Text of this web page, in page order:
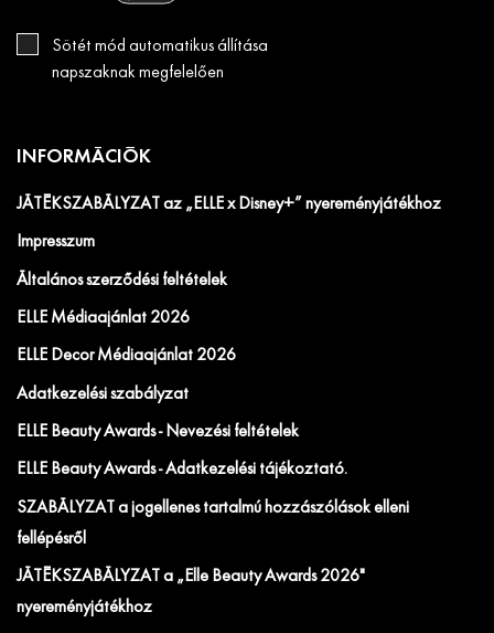
Sötét mód automatikus állítása
napszaknak megfelelően
INFORMÁCIÓK
JÁTÉKSZABÁLYZAT az „ELLE x Disney+” nyereményjátékhoz
Impresszum
Általános szerződési feltételek
ELLE Médiaajánlat 2026
ELLE Decor Médiaajánlat 2026
Adatkezelési szabályzat
ELLE Beauty Awards - Nevezési feltételek
ELLE Beauty Awards - Adatkezelési tájékoztató.
SZABÁLYZAT a jogellenes tartalmú hozzászólások elleni
fellépésről
JÁTÉKSZABÁLYZAT a „Elle Beauty Awards 2026"
nyereményjátékhoz